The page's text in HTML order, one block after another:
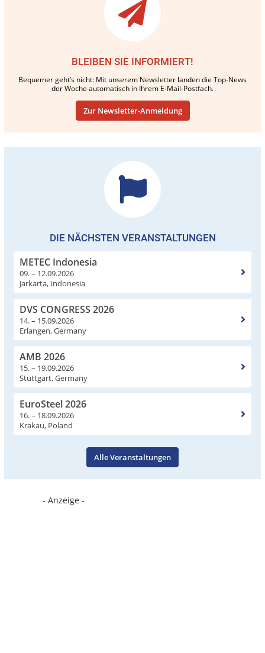
BLEIBEN SIE INFORMIERT!
Bequemer geht’s nicht: Mit unserem Newsletter landen die Top-News
der Woche automatisch in Ihrem E-Mail-Postfach.
Zur Newsletter-Anmeldung
DIE NÄCHSTEN VERANSTALTUNGEN
METEC Indonesia
09. – 12.09.2026
Jarkarta, Indonesia
DVS CONGRESS 2026
14. – 15.09.2026
Erlangen, Germany
AMB 2026
15. – 19.09.2026
Stuttgart, Germany
EuroSteel 2026
16. – 18.09.2026
Krakau, Poland
Alle Veranstaltungen
- Anzeige -